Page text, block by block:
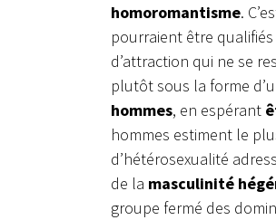
homoromantisme.
pourraient être
d’attraction qui ne se
plutôt sous la forme
hommes, en espérant
hommes estiment le
d’hétérosexualité
de la masculinité
groupe fermé des